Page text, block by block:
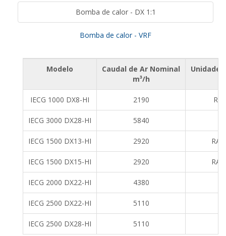
Bomba de calor - DX 1:1
Bomba de calor - VRF
Modelo
Caudal de Ar Nominal
m³/h
Unidade
IECG 1000 DX8-HI 2190
IECG 3000 DX28-HI 5840
IECG 1500 DX13-HI 2920
IECG 1500 DX15-HI 2920
IECG 2000 DX22-HI 4380
IECG 2500 DX22-HI 5110
IECG 2500 DX28-HI 5110